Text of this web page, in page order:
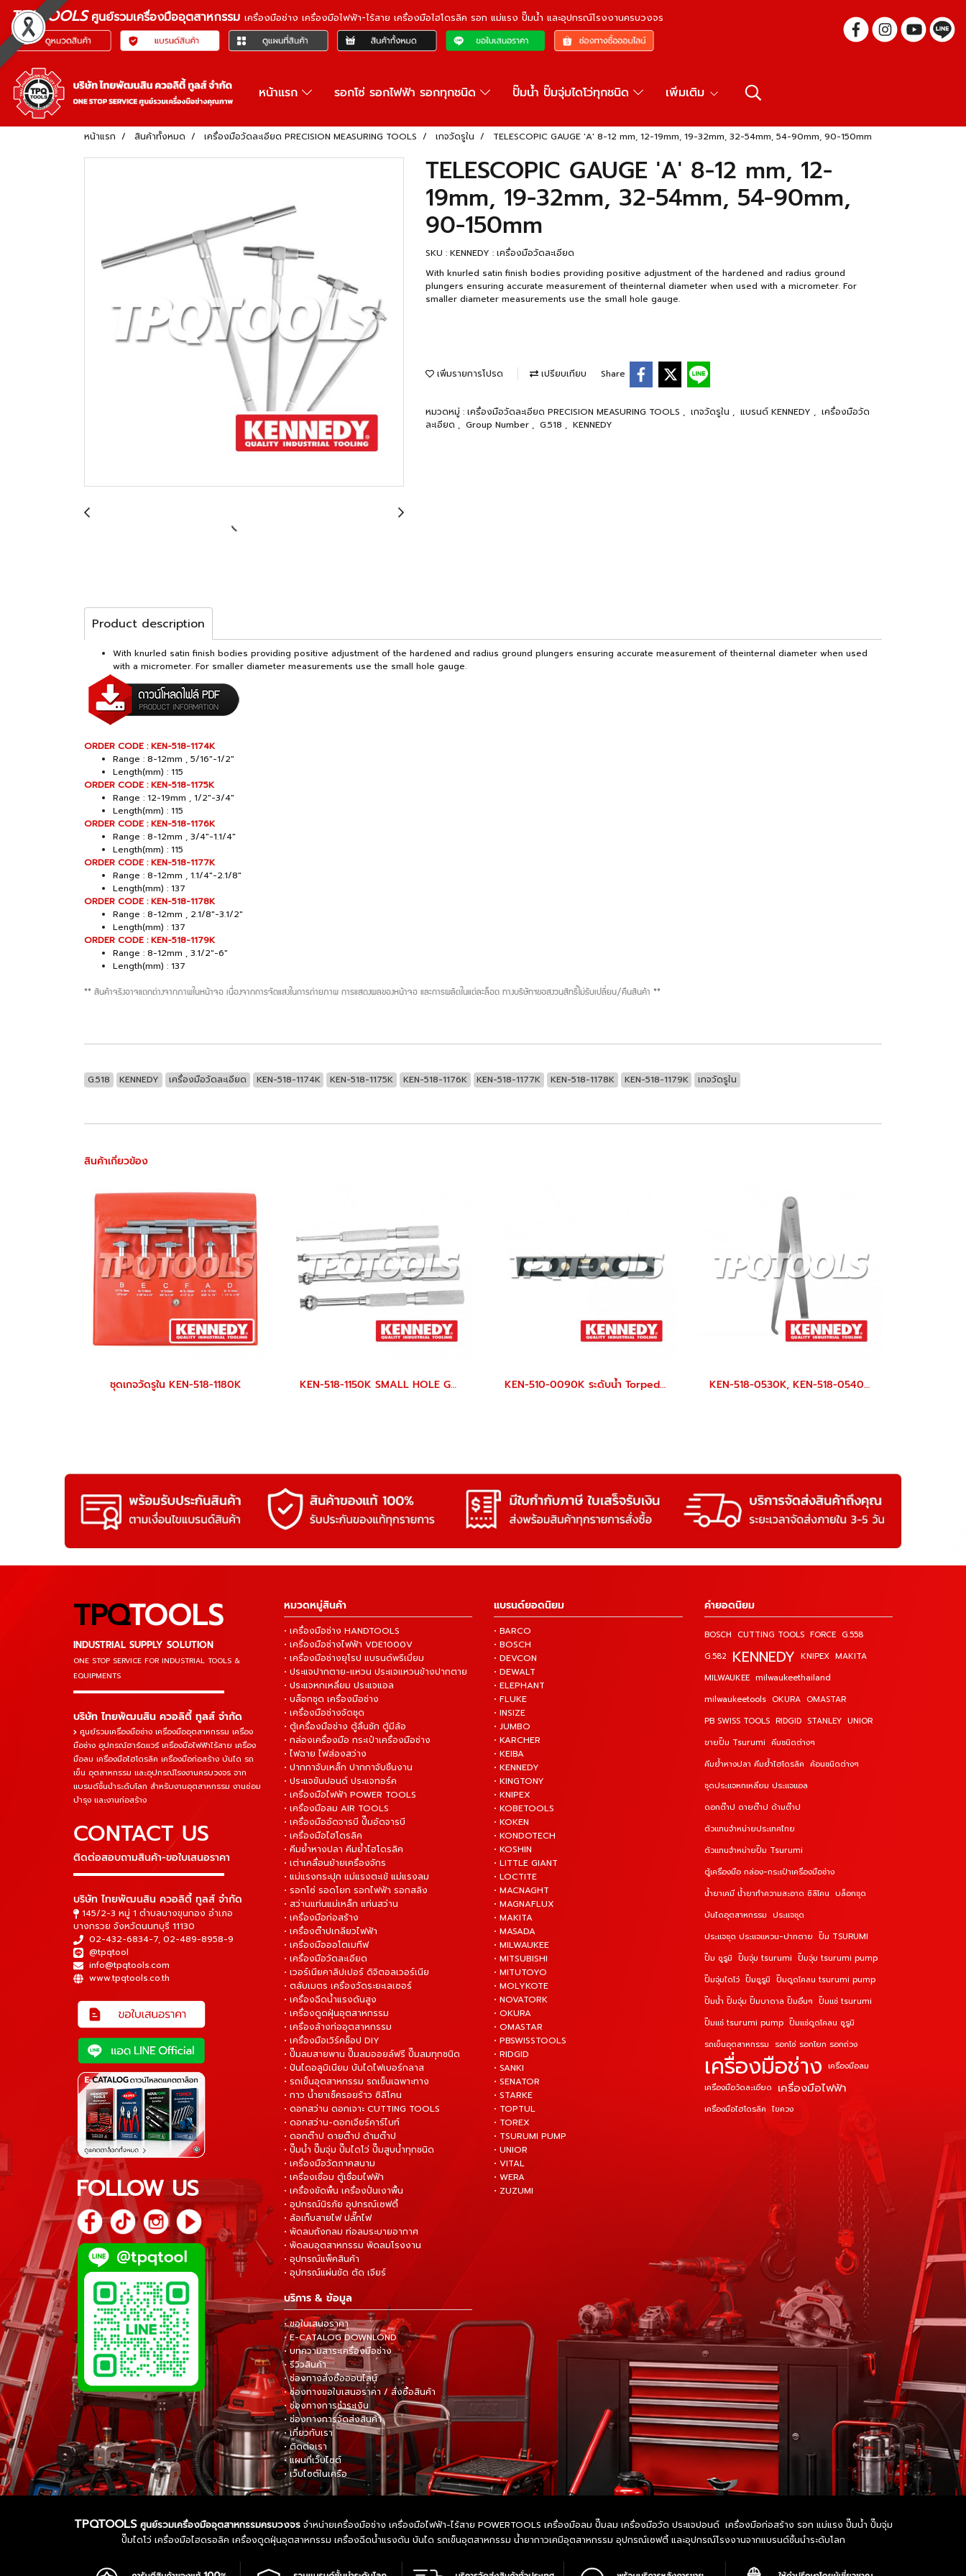
TPQTOOLSศูนย์รวมเครื่องมืออุตสาหกรรม เครื่องมือช่าง เครื่องมือไฟฟ้า-ไร้สาย เครื่องมือไฮโดรลิค รอก แม่แรง ปั๊มน้ำ และอุปกรณ์โรงงานครบวงจร
หน้าแรก รอกโซ่ รอกไฟฟ้า รอกทุกชนิด ปั๊มน้ำ ปั๊มจุ่มไดโว่ทุกชนิด เพิ่มเติม
หน้าแรก สินค้าทั้งหมด เครื่องมือวัดละเอียด PRECISION MEASURING TOOLS เกจวัดรูใน TELESCOPIC GAUGE 'A' 8-12 mm, 12-19mm, 19-32mm, 32-54mm, 54-90mm, 90-150mm
TELESCOPIC GAUGE 'A' 8-12 mm, 12-
19mm, 19-32mm, 32-54mm, 54-90mm,
90-150mm
SKU : KENNEDY : เครื่องมือวัดละเอียด
With knurled satin finish bodies providing positive adjustment of the hardened and radius ground
plungers ensuring accurate measurement of theinternal diameter when used with a micrometer. For
smaller diameter measurements use the small hole gauge.
เพิ่มรายการโปรด เปรียบเทียบ Share
หมวดหมู่ : เครื่องมือวัดละเอียด PRECISION MEASURING TOOLS , เกจวัดรูใน , แบรนด์ KENNEDY , เครื่องมือวัด
ละเอียด , Group Number , G.518 , KENNEDY
Product description
With knurled satin finish bodies providing positive adjustment of the hardened and radius ground plungers ensuring accurate measurement of theinternal diameter when used
with a micrometer. For smaller diameter measurements use the small hole gauge.
ORDER CODE : KEN-518-1174K
Range : 8-12mm , 5/16"-1/2"
Length(mm) : 115
ORDER CODE : KEN-518-1175K
Range : 12-19mm , 1/2"-3/4"
Length(mm) : 115
ORDER CODE : KEN-518-1176K
Range : 8-12mm , 3/4"-1.1/4"
Length(mm) : 115
ORDER CODE : KEN-518-1177K
Range : 8-12mm , 1.1/4"-2.1/8"
Length(mm) : 137
ORDER CODE : KEN-518-1178K
Range : 8-12mm , 2.1/8"-3.1/2"
Length(mm) : 137
ORDER CODE : KEN-518-1179K
Range : 8-12mm , 3.1/2"-6"
Length(mm) : 137
** สินค้าจริงอาจแตกต่างจากภาพในหน้าจอ เนื่องจากการจัดแสงในการถ่ายภาพ การแสดงผลของหน้าจอ และการผลิตในแต่ละล็อต ทางบริษัทฯขอสงวนสิทธิ์ไม่รับเปลี่ยน/คืนสินค้า **
G.518 KENNEDY เครื่องมือวัดละเอียด KEN-518-1174K KEN-518-1175K KEN-518-1176K KEN-518-1177K KEN-518-1178K KEN-518-1179K เกจวัดรูใน
สินค้าเกี่ยวข้อง
ชุดเกจวัดรูใน KEN-518-1180K KEN-518-1150K SMALL HOLE GAUGE SET KEN-510-0090K ระดับน้ำ Torpedo Level KEN-518-0530K, KEN-518-0540K Firm Joint Calipers
TPQTOOLS
INDUSTRIAL SUPPLY SOLUTION
ONE STOP SERVICE FOR INDUSTRIAL TOOLS &
EQUIPMENTS
▬▬▬▬▬▬▬▬▬▬▬▬▬▬▬
บริษัท ไทยพัฒนสิน ควอลิตี้ ทูลส์ จำกัด
ศูนย์รวมเครื่องมือช่าง เครื่องมืออุตสาหกรรม เครื่อง
มือช่าง อุปกรณ์ฮาร์ดแวร์ เครื่องมือไฟฟ้าไร้สาย เครื่อง
มือลม เครื่องมือไฮโดรลิค เครื่องมือก่อสร้าง บันได รถ
เข็น อุตสาหกรรม และอุปกรณ์โรงงานครบวงจร จาก
แบรนด์ชั้นนำระดับโลก สำหรับงานอุตสาหกรรม งานซ่อม
บำรุง และงานก่อสร้าง
CONTACT US
ติดต่อสอบถามสินค้า-ขอใบเสนอราคา
▬▬▬▬▬▬▬▬▬▬▬▬▬▬▬
บริษัท ไทยพัฒนสิน ควอลิตี้ ทูลส์ จำกัด
145/2-3 หมู่ 1 ตำบลบางขุนกอง อำเภอ
บางกรวย จังหวัดนนทบุรี 11130
02-432-6834-7, 02-489-8958-9
@tpqtool
info@tpqtools.com
www.tpqtools.co.th
FOLLOW US
หมวดหมู่สินค้า
• เครื่องมือช่าง HANDTOOLS
• เครื่องมือช่างไฟฟ้า VDE1000V
• เครื่องมือช่างยุโรป แบรนด์พรีเมี่ยม
• ประแจปากตาย-แหวน ประแจแหวนข้างปากตาย
• ประแจหกเหลี่ยม ประแจแอล
• บล็อกชุด เครื่องมือช่าง
• เครื่องมือช่างจัดชุด
• ตู้เครื่องมือช่าง ตู้ลิ้นชัก ตู้มีล้อ
• กล่องเครื่องมือ กระเป๋าเครื่องมือช่าง
• ไฟฉาย ไฟส่องสว่าง
• ปากกาจับเหล็ก ปากกาจับชิ้นงาน
• ประแจขันปอนด์ ประแจทอร์ค
• เครื่องมือไฟฟ้า POWER TOOLS
• เครื่องมือลม AIR TOOLS
• เครื่องมืออัดจารบี ปั๊มอัดจารบี
• เครื่องมือไฮโดรลิค
• คีมย้ำหางปลา คีมย้ำไฮโดรลิค
• เต่าเคลื่อนย้ายเครื่องจักร
• แม่แรงกระปุก แม่แรงตะเข้ แม่แรงลม
• รอกโซ่ รอดโยก รอกไฟฟ้า รอกสลิง
• สว่านแท่นแม่เหล็ก แท่นสว่าน
• เครื่องมือก่อสร้าง
• เครื่องต๊าปเกลียวไฟฟ้า
• เครื่องมือออโตเมทีฟ
• เครื่องมือวัดละเอียด
• เวอร์เนียคาลิปเปอร์ ดิจิตอลเวอร์เนีย
• ตลับเมตร เครื่องวัดระยะเลเซอร์
• เครื่องฉีดน้ำแรงดันสูง
• เครื่องดูดฝุ่นอุตสาหกรรม
• เครื่องล้างท่ออุตสาหกรรม
• เครื่องมือเวิร์คช็อป DIY
• ปั๊มลมสายพาน ปั๊มลมออยล์ฟรี ปั๊มลมทุกชนิด
• ปันไดอลูมิเนียม บันไดไฟเบอร์กลาส
• รถเข็นอุตสาหกรรม รถเข็นเฉพาะทาง
• กาว น้ำยาเช็ครอยร้าว ซิลิโคน
• ดอกสว่าน ดอกเจาะ CUTTING TOOLS
• ดอกสว่าน-ดอกเจียร์คาร์ไบท์
• ดอกต๊าป ดายต๊าป ด้ามต๊าป
• ปั๊มน้ำ ปั๊มจุ่ม ปั๊มไดโว่ ปั๊มสูบน้ำทุกชนิด
• เครื่องมือวัดภาคสนาม
• เครื่องเชื่อม ตู้เชื่อมไฟฟ้า
• เครื่องขัดพื้น เครื่องปั่นเงาพื้น
• อุปกรณ์นิรภัย อุปกรณ์เซฟตี้
• ล้อเก็บสายไฟ ปลั๊กไฟ
• พัดลมถังกลม ท่อลมระบายอากาศ
• พัดลมอุตสาหกรรม พัดลมโรงงาน
• อุปกรณ์แพ็คสินค้า
• อุปกรณ์แผ่นขัด ตัด เจียร์
แบรนด์ยอดนิยม
• BARCO
• BOSCH
• DEVCON
• DEWALT
• ELEPHANT
• FLUKE
• INSIZE
• JUMBO
• KARCHER
• KEIBA
• KENNEDY
• KINGTONY
• KNIPEX
• KOBETOOLS
• KOKEN
• KONDOTECH
• KOSHIN
• LITTLE GIANT
• LOCTITE
• MACNAGHT
• MAGNAFLUX
• MAKITA
• MASADA
• MILWAUKEE
• MITSUBISHI
• MITUTOYO
• MOLYKOTE
• NOVATORK
• OKURA
• OMASTAR
• PBSWISSTOOLS
• RIDGID
• SANKI
• SENATOR
• STARKE
• TOPTUL
• TOREX
• TSURUMI PUMP
• UNIOR
• VITAL
• WERA
• ZUZUMI
บริการ & ข้อมูล
• ขอใบเสนอราคา
• E-CATALOG DOWNLOND
• บทความสาระเครื่องมือช่าง
• รีวิวสินค้า
• ช่องทางสั่งซื้อออนไลน์
• ช่องทางขอใบเสนอราคา / สั่งซื้อสินค้า
• ช่องทางการชำระเงิน
• ช่องทางการจัดส่งสินค้า
• เกี่ยวกับเรา
• ติดต่อเรา
• แผนที่เว็บไซต์
• เว็บไซต์ในเครือ
คำยอดนิยม
BOSCH CUTTING TOOLS FORCE G.558
G.582 KENNEDY KNIPEX MAKITA
MILWAUKEE milwaukeethailand
milwaukeetools OKURA OMASTAR
PB SWISS TOOLS RIDGID STANLEY UNIOR
ขายปั๊ม Tsurumi คีมชนิดต่างๆ
คีมย้ำหางปลา คีมย้ำไฮโดรลิค ค้อนชนิดต่างๆ
ชุดประแจหกเหลี่ยม ประแจแอล
ดอกต๊าป ดายต๊าป ด้ามต๊าป
ตัวแทนจำหน่ายประเทศไทย
ตัวแทนจำหน่ายปั๊ม Tsurumi
ตู้เครื่องมือ กล่อง-กระเป๋าเครื่องมือช่าง
น้ำยาเคมี น้ำยาทำความสะอาด ซิลิโคน บล็อกชุด
บันไดอุตสาหกรรม ประแจชุด
ประแจชุด ประแจแหวน-ปากตาย ปั๊ม TSURUMI
ปั๊ม ซูรูมิ ปั๊มจุ่ม tsurumi ปั๊มจุ่ม tsurumi pump
ปั๊มจุ่มไดโว่ ปั๊มซูรูมิ ปั๊มดูดโคลน tsurumi pump
ปั๊มน้ำ ปั๊มจุ่ม ปั๊มบาดาล ปั๊มอื่นๆ ปั๊มแช่ tsurumi
ปั๊มแช่ tsurumi pump ปั๊มแช่ดูดโคลน ซูรูมิ
รถเข็นอุตสาหกรรม รอกโซ่ รอกโยก รอกถ่วง
เครื่องมือช่าง เครื่องมือลม
เครื่องมือวัดละเอียด เครื่องมือไฟฟ้า
เครื่องมือไฮโดรลิค ไขควง
TPQTOOLS ศูนย์รวมเครื่องมืออุตสาหกรรมครบวงจรจำหน่ายเครื่องมือช่าง เครื่องมือไฟฟ้า-ไร้สาย POWERTOOLS เครื่องมือลม ปั๊มลม เครื่องมือวัด ประแจปอนด์ เครื่องมือก่อสร้าง รอก แม่แรง ปั๊มน้ำ ปั๊มจุ่ม
ปั๊มไดโว่ เครื่องมือไฮดรอลิค เครื่องดูดฝุ่นอุตสาหกรรม เครื่องฉีดน้ำแรงดัน บันได รถเข็นอุตสาหกรรม น้ำยากาวเคมีอุตสาหกรรม อุปกรณ์เซฟตี้ และอุปกรณ์โรงงานจากแบรนด์ชั้นนำระดับโลก